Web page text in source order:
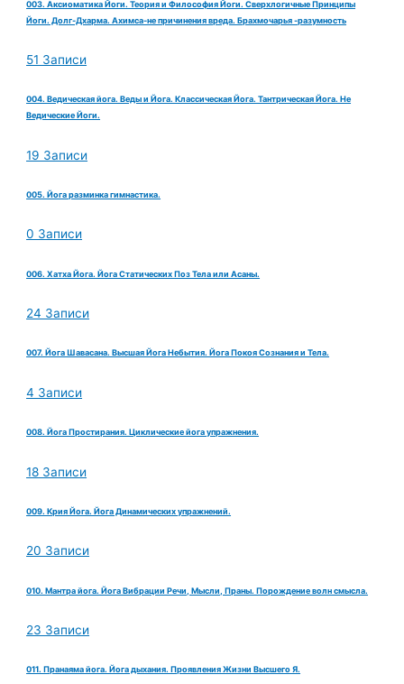
003. Аксиоматика Йоги. Теория и Философия Йоги. Сверхлогичные Принципы
Йоги. Долг-Дхарма. Ахимса-не причинения вреда. Брахмочарья -разумность
51 Записи
004. Ведическая йога. Веды и Йога. Классическая Йога. Тантрическая Йога. Не
Ведические Йоги.
19 Записи
005. Йога разминка гимнастика.
0 Записи
006. Хатха Йога. Йога Статических Поз Тела или Асаны.
24 Записи
007. Йога Шавасана. Высшая Йога Небытия. Йога Покоя Сознания и Тела.
4 Записи
008. Йога Простирания. Циклические йога упражнения.
18 Записи
009. Крия Йога. Йога Динамических упражнений.
20 Записи
010. Мантра йога. Йога Вибрации Речи, Мысли, Праны. Порождение волн смысла.
23 Записи
011. Пранаяма йога. Йога дыхания. Проявления Жизни Высшего Я.